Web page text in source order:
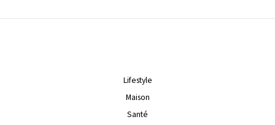
Lifestyle
Maison
Santé